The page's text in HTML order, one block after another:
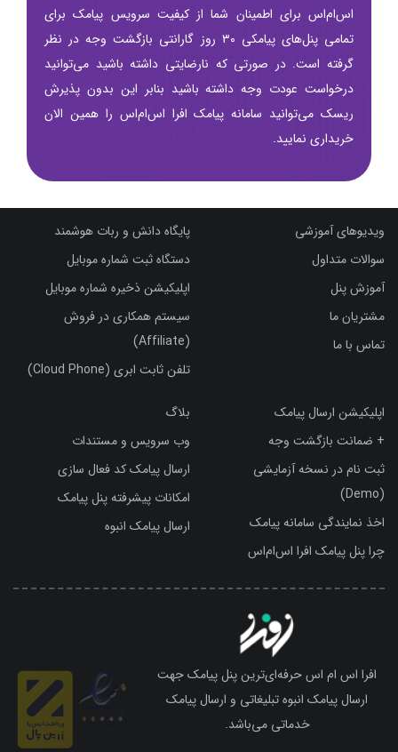
اس‌ام‌اس برای اطمینان شما از کیفیت سرویس پیامک برای
تمامی پنل‌های پیامکی ۳۰ روز گارانتی بازگشت وجه در نظر
گرفته است. در صورتی که نارضایتی داشته باشید می‌توانید
درخواست عودت وجه داشته باشید بنابر این بدون پذیرش
ریسک می‌توانید سامانه پیامک افرا اس‌ام‌اس را همین الان
خریداری نمایید.
ویدیوهای آموزشی
سوالات متداول
آموزش پنل
مشتریان ما
تماس با ما
پایگاه دانش و ربات هوشمند
دستگاه ثبت شماره موبایل
اپلیکیشن ذخیره شماره موبایل
سیستم همکاری در فروش
(Affiliate)
تلفن ثابت ابری (Cloud Phone)
اپلیکیشن ارسال پیامک
+ ضمانت بازگشت وجه
ثبت نام در نسخه آزمایشی
(Demo)
اخذ نمایندگی سامانه پیامک
چرا پنل پیامک افرا اس‌ام‌اس
بلاگ
وب سرویس و مستندات
ارسال پیامک کد فعال سازی
امکانات پیشرفته پنل پیامک
ارسال پیامک انبوه
افرا اس ام اس حرفه‌ای‌ترین پنل پیامک جهت
ارسال پیامک انبوه تبلیغاتی و ارسال پیامک
خدماتی می‌باشد.